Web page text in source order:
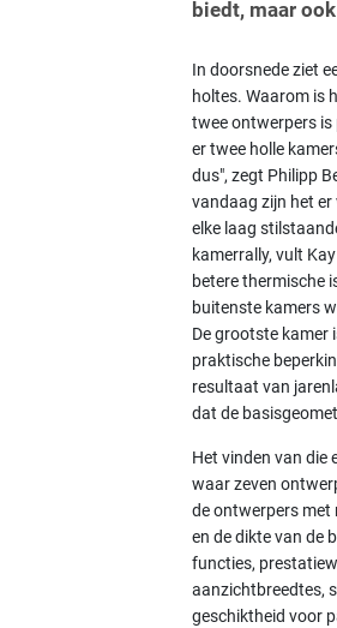
biedt, maar
In doorsnede ziet
holtes. Waarom is
twee ontwerpers is
er twee holle
dus", zegt Philipp
vandaag zijn het er
elke laag
kamerrally, vult
betere thermische
buitenste kamers
De grootste kamer
praktische
resultaat van
dat de
Het vinden van die
waar zeven
de ontwerpers met
en de dikte van de
functies,
aanzichtbreedtes,
geschiktheid voor